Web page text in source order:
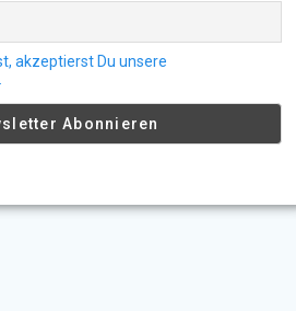
akzeptierst Du unsere